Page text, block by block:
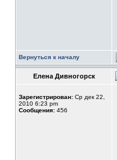
Вернуться к началу
Елена Дивногорск
Зарегистрирован: Ср дек 22,
2010 6:23 pm
Сообщения: 456